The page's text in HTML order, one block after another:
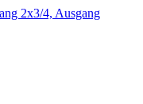
2x3/4, Ausgang